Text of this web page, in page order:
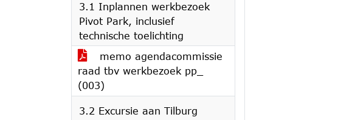
3.1 Inplannen werkbezoek
Pivot Park, inclusief
technische toelichting
memo agendacommissie
raad tbv werkbezoek pp_
(003)
3.2 Excursie aan Tilburg